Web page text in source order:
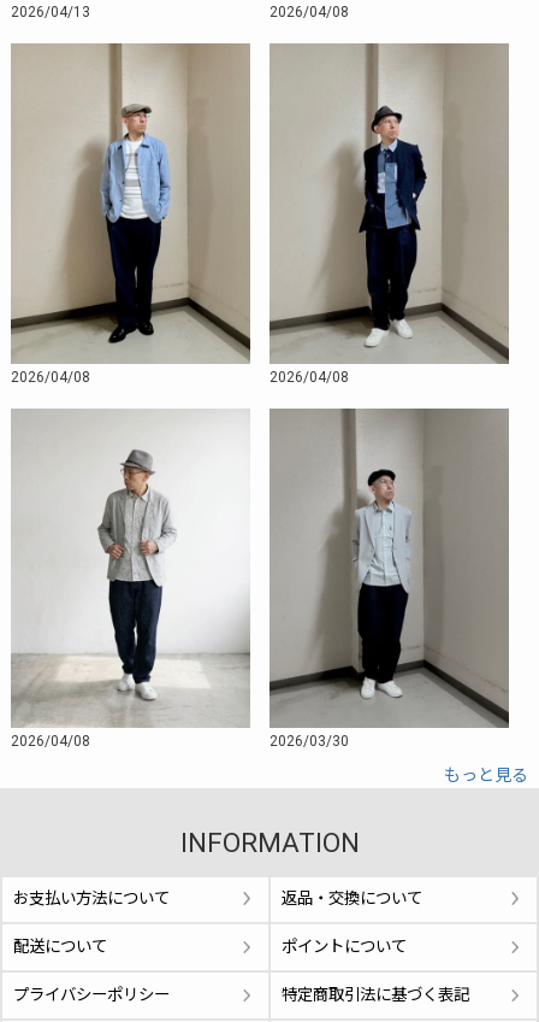
2026/04/13 2026/04/08
2026/04/08 2026/04/08
2026/04/08 2026/03/30
もっと見る
INFORMATION
お支払い方法について 返品・交換について
配送について ポイントについて
プライバシーポリシー 特定商取引法に基づく表記